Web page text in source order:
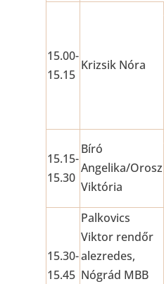
15.00-
15.15
Krizsik Nóra
15.15-
15.30
Bíró
Angelika/Orosz
Viktória
15.30-
15.45
Palkovics
Viktor rendőr
alezredes,
Nógrád MBB